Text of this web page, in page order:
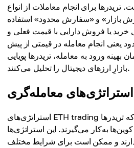
برای انجام معاملات از انواع
بازار» و «سفارش محدود» استفاده
خرید یا فروش دارایی با قیمت فعلی و
یعنی انجام معامله در قیمتی از پیش
بهینه ورود به معامله، تریدرها پویایی
بازارِ ارزهای دیجیتال را تحلیل می‌کنند.
استراتژی‌های ETH trading همان رویکردهایی هستند که تریدرها
به‌کار می‌گیرند. این استراتژی‌ها
و ممکن است برای شرایط مختلف